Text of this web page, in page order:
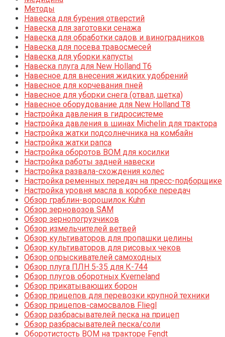
Методы
Навеска для бурения отверстий
Навеска для заготовки сенажа
Навеска для обработки садов и виноградников
Навеска для посева травосмесей
Навеска для уборки капусты
Навеска плуга для New Holland T6
Навесное для внесения жидких удобрений
Навесное для корчевания пней
Навесное для уборки снега (отвал, щетка)
Навесное оборудование для New Holland T8
Настройка давления в гидросистеме
Настройка давления в шинах Michelin для трактора
Настройка жатки подсолнечника на комбайн
Настройка жатки рапса
Настройка оборотов ВОМ для косилки
Настройка работы задней навески
Настройка развала-схождения колес
Настройка ременных передач на пресс-подборщике
Настройка уровня масла в коробке передач
Обзор граблин-ворошилок Kuhn
Обзор зерновозов SAM
Обзор зернопогрузчиков
Обзор измельчителей ветвей
Обзор культиваторов для пропашки целины
Обзор культиваторов для рисовых чеков
Обзор опрыскивателей самоходных
Обзор плуга ПЛН 5-35 для К-744
Обзор плугов оборотных Kverneland
Обзор прикатывающих борон
Обзор прицепов для перевозки крупной техники
Обзор прицепов-самосвалов Fliegl
Обзор разбрасывателей песка на прицеп
Обзор разбрасывателей песка/соли
Оборотистость ВОМ на тракторе Fendt